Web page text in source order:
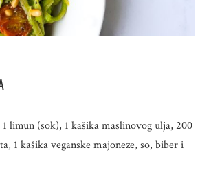
1 limun (sok), 1 kašika maslinovog ulja, 200
1 kašika veganske majoneze, so, biber i